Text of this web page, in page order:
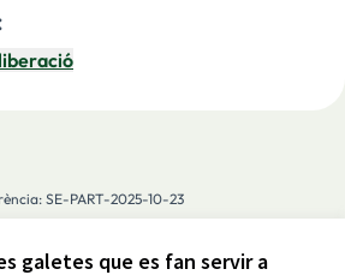
galetes que es fan servir a
SE-PART-2025-10-23